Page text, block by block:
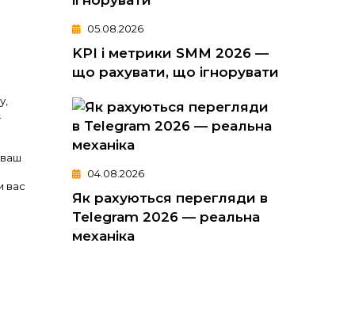
вас
05.08.2026
KPI і метрики SMM 2026 —
що рахувати, що ігнорувати
04.08.2026
Як рахуються перегляди в
Telegram 2026 — реальна
механіка